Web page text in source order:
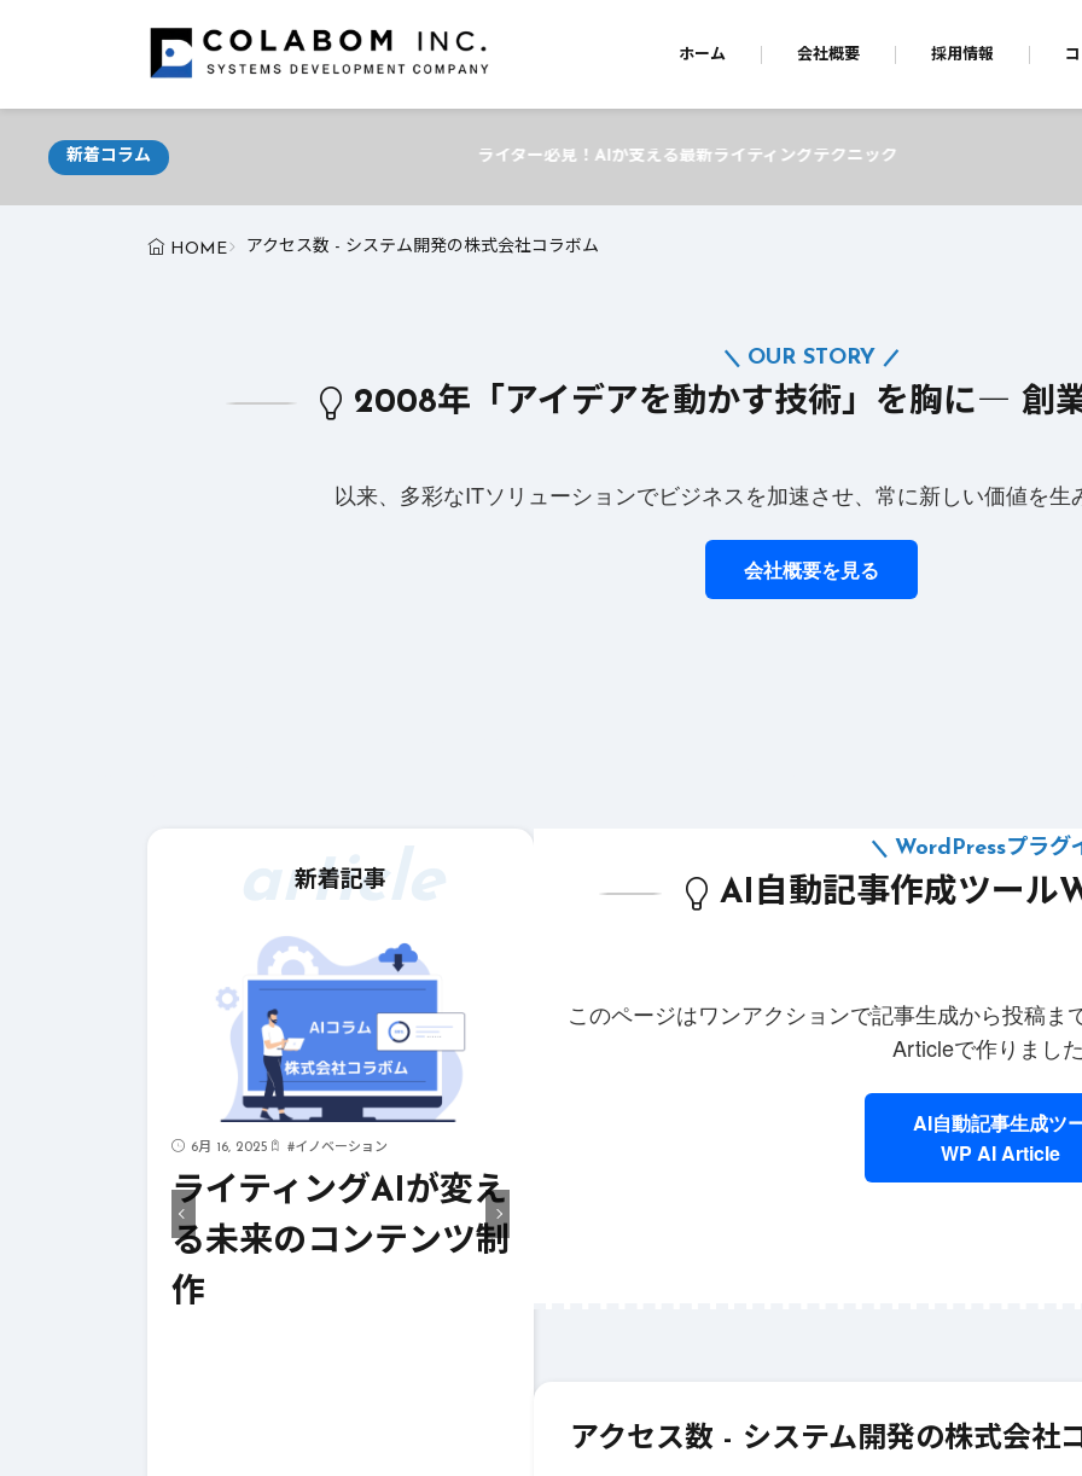
ホーム 会社概要 採用情報
新着コラム ライター必見！AIが支える最新ライティングテクニック
HOME アクセス数 - システム開発の株式会社コラボム
2008年「アイデアを動かす技術」を胸に― 創
OUR STORY
以来、多彩なITソリューションでビジネスを加速させ、常に新しい価値を生
会社概要を見る
新着記事
article
6月 16, 2025 #イノベーション
ライティングAIが変え
る未来のコンテンツ制
作
した効率的なライティ
ングの始め方
ングの活用法
AI自動記事作成ツール
WordPressプラグ
このページはワンアクションで記事生成から投稿ま
Articleで作りまし
AI自動記事生成ツ
WP AI Article
アクセス数 - システム開発の株式会社